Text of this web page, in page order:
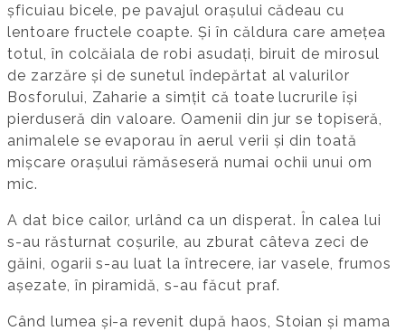
șficuiau bicele, pe pavajul orașului cădeau cu
lentoare fructele coapte. Și în căldura care amețea
totul, în colcăiala de robi asudați, biruit de mirosul
de zarzăre și de sunetul îndepărtat al valurilor
Bosforului, Zaharie a simțit că toate lucrurile își
pierduseră din valoare. Oamenii din jur se topiseră,
animalele se evaporau în aerul verii și din toată
mișcare orașului rămăseseră numai ochii unui om
mic.
A dat bice cailor, urlând ca un disperat. În calea lui
s-au răsturnat coșurile, au zburat câteva zeci de
găini, ogarii s-au luat la întrecere, iar vasele, frumos
așezate, în piramidă, s-au făcut praf.
Când lumea și-a revenit după haos, Stoian și mama